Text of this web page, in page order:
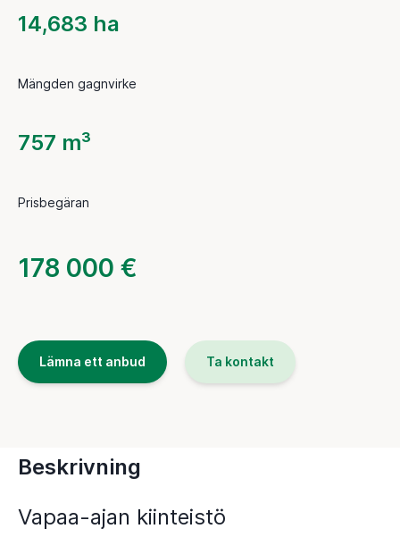
14,683 ha
Mängden gagnvirke
757 m³
Prisbegäran
178 000 €
Lämna ett anbud Ta kontakt
Beskrivning
Vapaa-ajan kiinteistö